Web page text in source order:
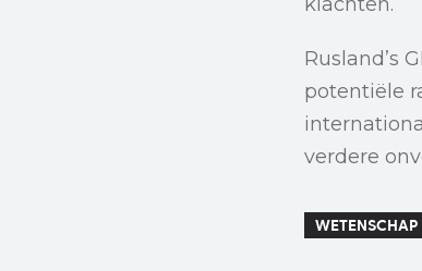
Rusland’s
potentiële
verdere
WETENSCHAP